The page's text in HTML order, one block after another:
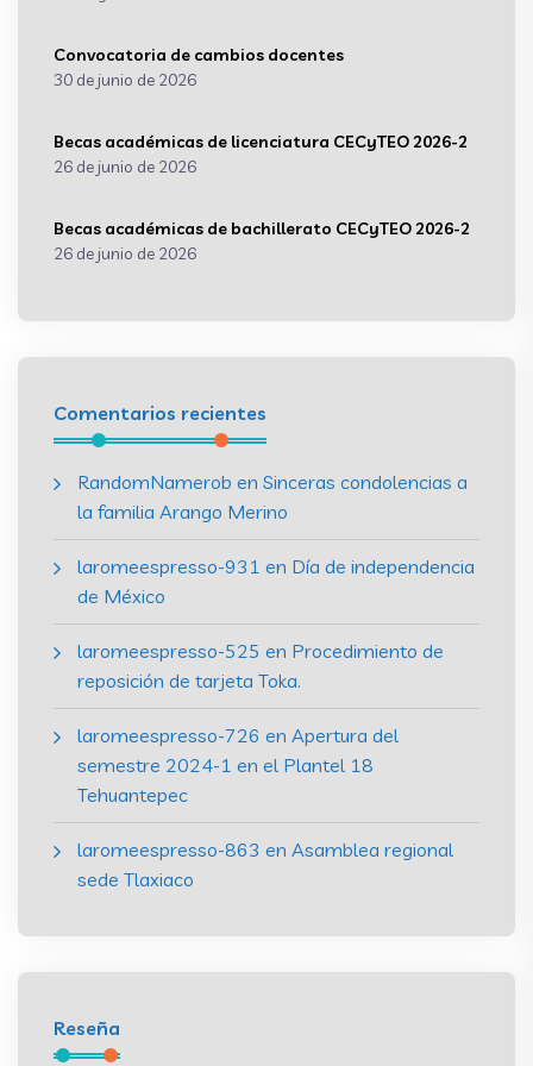
Convocatoria de cambios docentes
30 de junio de 2026
Becas académicas de licenciatura CECyTEO 2026-2
26 de junio de 2026
Becas académicas de bachillerato CECyTEO 2026-2
26 de junio de 2026
Comentarios recientes
RandomNamerob en Sinceras condolencias a
la familia Arango Merino
laromeespresso-931 en Día de independencia
de México
laromeespresso-525 en Procedimiento de
reposición de tarjeta Toka.
laromeespresso-726 en Apertura del
semestre 2024-1 en el Plantel 18
Tehuantepec
laromeespresso-863 en Asamblea regional
sede Tlaxiaco
Reseña